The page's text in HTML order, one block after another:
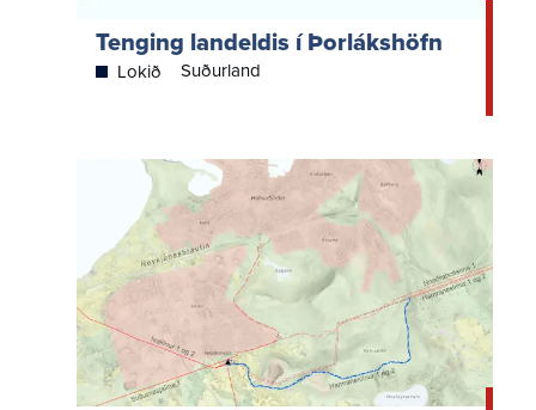
Tenging landeldis í Þorlákshöfn
Lokið Suðurland